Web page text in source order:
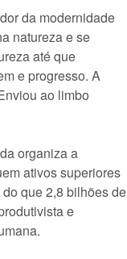
da modernidade
natureza e se
até que
e progresso. A
ao limbo
organiza a
ativos superiores
que 2,8 bilhões de
e